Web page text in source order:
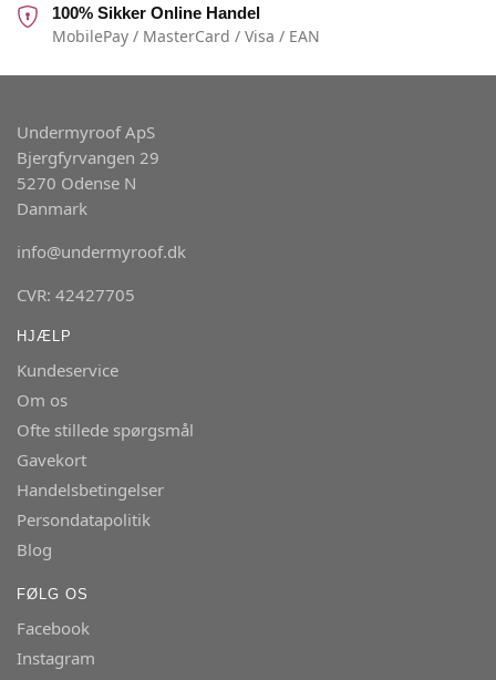
100% Sikker Online Handel
MobilePay / MasterCard / Visa / EAN
Undermyroof ApS
Bjergfyrvangen 29
5270 Odense N
Danmark
info@undermyroof.dk
CVR: 42427705
HJÆLP
Kundeservice
Om os
Ofte stillede spørgsmål
Gavekort
Handelsbetingelser
Persondatapolitik
Blog
FØLG OS
Facebook
Instagram